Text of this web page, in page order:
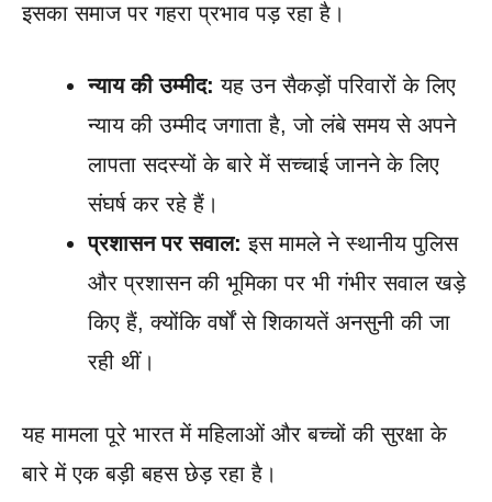
इसका समाज पर गहरा प्रभाव पड़ रहा है।
न्याय की उम्मीद: यह उन सैकड़ों परिवारों के लिए
न्याय की उम्मीद जगाता है, जो लंबे समय से अपने
लापता सदस्यों के बारे में सच्चाई जानने के लिए
संघर्ष कर रहे हैं।
प्रशासन पर सवाल: इस मामले ने स्थानीय पुलिस
और प्रशासन की भूमिका पर भी गंभीर सवाल खड़े
किए हैं, क्योंकि वर्षों से शिकायतें अनसुनी की जा
रही थीं।
यह मामला पूरे भारत में महिलाओं और बच्चों की सुरक्षा के
बारे में एक बड़ी बहस छेड़ रहा है।